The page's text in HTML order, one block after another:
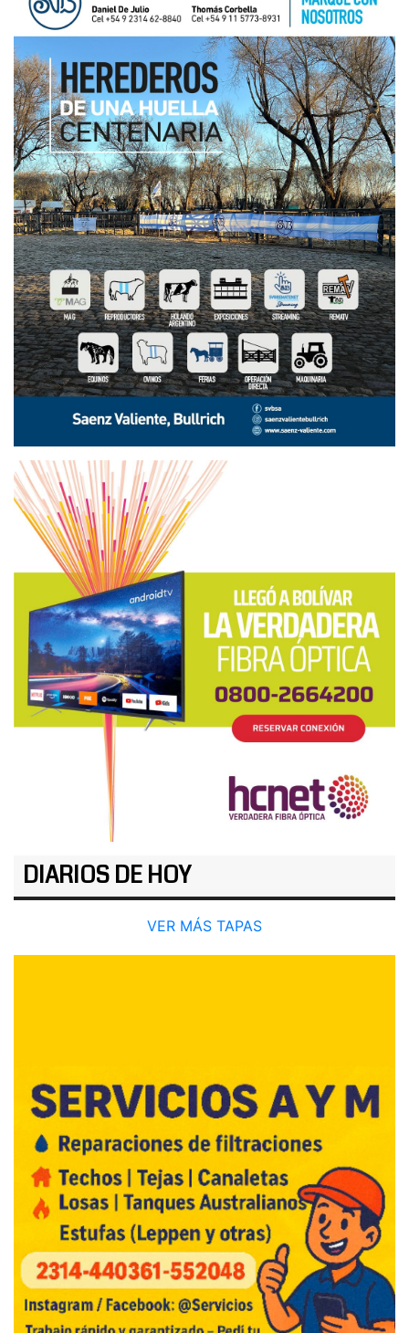
DIARIOS DE HOY
VER MÁS TAPAS